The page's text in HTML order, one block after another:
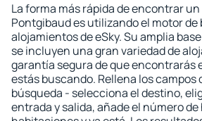
La forma más rápida de encontrar
Pontgibaud es utilizando el motor de
alojamientos de eSky. Su amplia
se incluyen una gran variedad de
garantía segura de que encontrarás
estás buscando. Rellena los campos
búsqueda - selecciona el destino,
entrada y salida, añade el número